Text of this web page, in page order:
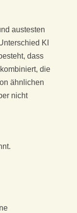
austesten
KI
dass
die
ähnlichen
nicht